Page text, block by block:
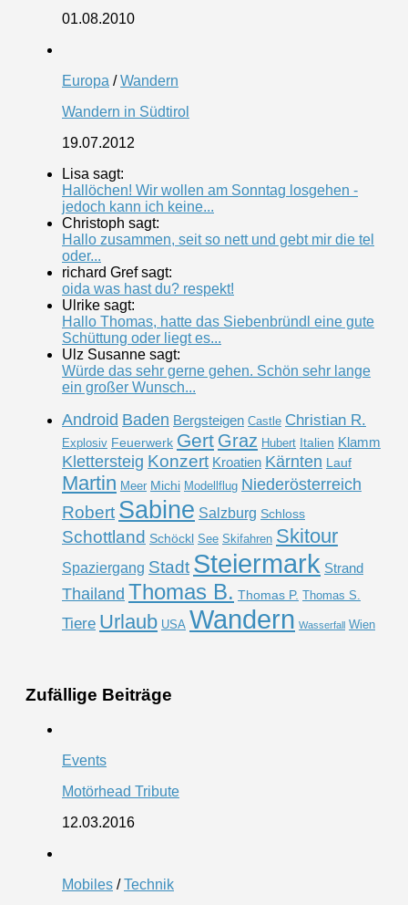
01.08.2010
Europa /Wandern
Wandern in Südtirol
19.07.2012
Lisa sagt:
Hallöchen! Wir wollen am Sonntag losgehen -
jedoch kann ich keine...
Christoph sagt:
Hallo zusammen, seit so nett und gebt mir die tel
oder...
richard Gref sagt:
oida was hast du? respekt!
Ulrike sagt:
Hallo Thomas, hatte das Siebenbründl eine gute
Schüttung oder liegt es...
Ulz Susanne sagt:
Würde das sehr gerne gehen. Schön sehr lange
ein großer Wunsch...
Android Baden Bergsteigen Castle Christian R.
Explosiv Feuerwerk Gert Graz Hubert Italien Klamm
Klettersteig Konzert Kroatien Kärnten Lauf
Martin Meer Michi Modellflug Niederösterreich
Robert Sabine Salzburg Schloss
Schottland Schöckl See Skifahren Skitour
Spaziergang Stadt Steiermark Strand
Thailand Thomas B. Thomas P. Thomas S.
Tiere Urlaub USA Wandern Wasserfall Wien
Zufällige Beiträge
Events
Motörhead Tribute
12.03.2016
Mobiles /Technik